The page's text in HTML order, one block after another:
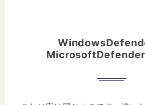
MicrosoftDefender